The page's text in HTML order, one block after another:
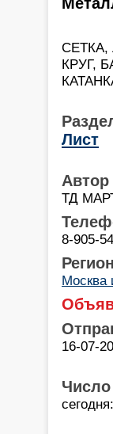
КРУГ,
Лист
ТД
8-905-
Москва
16-07-